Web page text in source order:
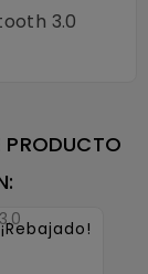
3.0
PRODUCTO
¡Rebajado!